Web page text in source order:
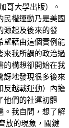
哥大學出版）。
民權運動乃是美國
源起及後來的發
望藉由這個實例能
來我所謂的政治過
的構想卻開始在我
訝地發現很多後來
反越戰運動）內擔
他們的社運初體
。我自問，想了解
放的現象，關鍵